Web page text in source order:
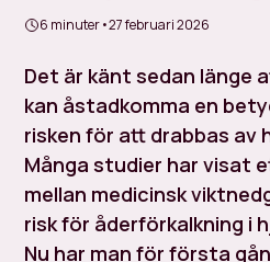
6 minuter•27 februari 2026
Det är känt sedan länge
kan åstadkomma en
risken för att drabbas av
Många studier har visat
mellan medicinsk
risk för åderförkalkning i
Nu har man för första